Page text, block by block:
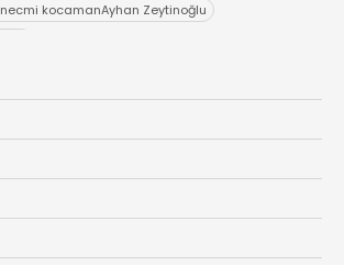
necmi kocamanAyhan Zeytinoğlu